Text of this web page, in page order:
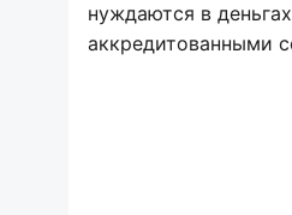
нуждаются в
аккредитованными